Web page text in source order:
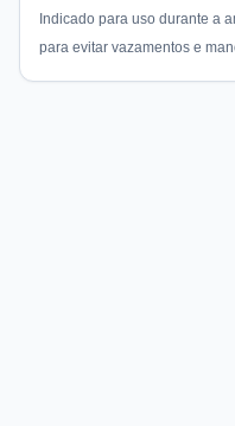
Indicado para uso durante a
para evitar vazamentos e